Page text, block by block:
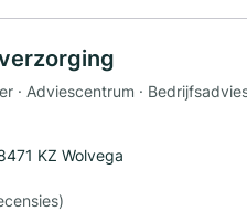
· Adviescentrum ·
KZ Wolvega